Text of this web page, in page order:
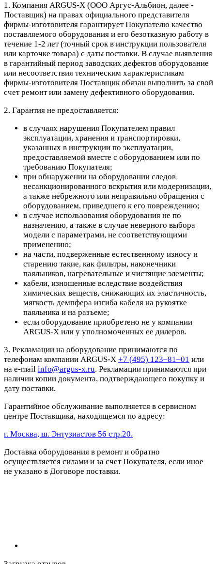
1. Компания ARGUS-X (ООО Аргус-Альбион, далее -
Поставщик) на правах официального представителя
фирмы-изготовителя гарантирует Покупателю качество
поставляемого оборудования и его безотказную работу в
течение 1-2 лет (точный срок в инструкции пользователя
или карточке товара) с даты поставки. В случае выявления
в гарантийный период заводских дефектов оборудование
или несоответствия техническим характеристикам
фирмы-изготовителя Поставщик обязан выполнить за свой
счет ремонт или замену дефективного оборудования.
2. Гарантия не предоставляется:
в случаях нарушения Покупателем правил
эксплуатации, хранения и транспортировки,
указанных в инструкции по эксплуатации,
предоставляемой вместе с оборудованием или по
требованию Покупателя;
при обнаружении на оборудовании следов
несанкционированного вскрытия или модернизации,
а также небрежного или неправильно обращения с
оборудованием, приведшего к его повреждению;
в случае использования оборудования не по
назначению, а также в случае неверного выбора
модели с параметрами, не соответствующими
применению;
на части, подверженные естественному износу и
старению такие, как фильтры, наконечники
паяльников, нагревательные и чистящие элементы;
кабели, изношенные вследствие воздействия
химических веществ, снижающих их эластичность,
мягкость демпфера изгиба кабеля на рукоятке
паяльника и на разъеме;
если оборудование приобретено не у компании
ARGUS-X или у уполномоченных ее дилеров.
3. Рекламации на оборудование принимаются по
телефонам компании ARGUS-X +7 (495) 123–81–01 или
на e-mail info@argus-x.ru. Рекламации принимаются при
наличии копии документа, подтверждающего покупку и
дату поставки.
Гарантийное обслуживание выполняется в сервисном
центре Поставщика, находящемся по адресу:
г. Москва, ш. Энтузиастов 56 стр.20.
Доставка оборудования в ремонт и обратно
осуществляется силами и за счет Покупателя, если иное
не указано в Договоре поставки.